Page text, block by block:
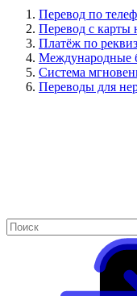
Перевод по
Перевод с карты
Платёж по
Международные
Система
Переводы для